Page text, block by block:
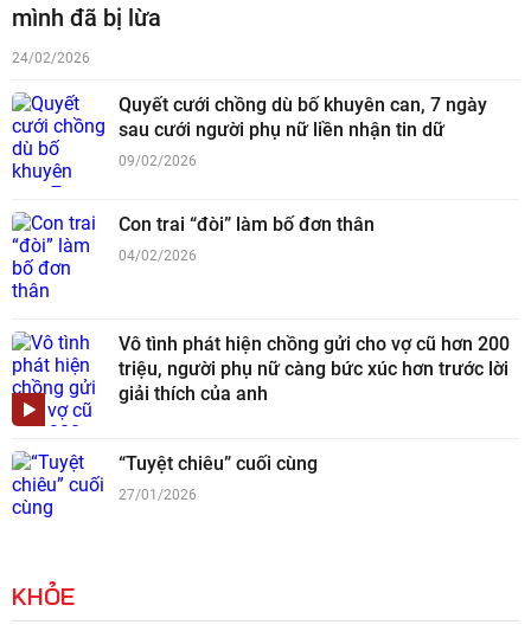
mình đã bị lừa
24/02/2026
Quyết cưới chồng dù bố khuyên can, 7 ngày
sau cưới người phụ nữ liền nhận tin dữ
09/02/2026
Con trai “đòi” làm bố đơn thân
04/02/2026
Vô tình phát hiện chồng gửi cho vợ cũ hơn 200
triệu, người phụ nữ càng bức xúc hơn trước lời
giải thích của anh
“Tuyệt chiêu” cuối cùng
27/01/2026
KHỎE